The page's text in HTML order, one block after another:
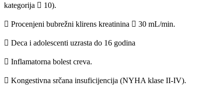
kategorija  10).
 Procenjeni bubrežni klirens kreatinina  30 mL/min.
 Deca i adolescenti uzrasta do 16 godina
 Inflamatorna bolest creva.
 Kongestivna srčana insuficijencija (NYHA klase II-IV).